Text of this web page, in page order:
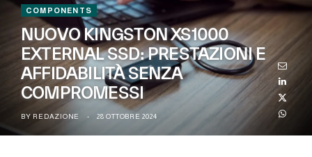
COMPONENTS
NUOVO KINGSTON XS1000
EXTERNAL SSD: PRESTAZIONI E
AFFIDABILITÀ SENZA
COMPROMESSI
BY REDAZIONE 28 OTTOBRE 2024